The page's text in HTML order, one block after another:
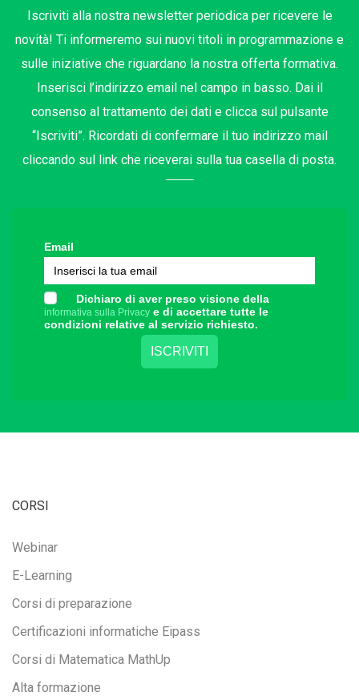
Iscriviti alla nostra newsletter periodica per ricevere le
novità! Ti informeremo sui nuovi titoli in programmazione e
sulle iniziative che riguardano la nostra offerta formativa.
Inserisci l’indirizzo email nel campo in basso. Dai il
consenso al trattamento dei dati e clicca sul pulsante
“Iscriviti”. Ricordati di confermare il tuo indirizzo mail
cliccando sul link che riceverai sulla tua casella di posta.
Email
Dichiaro di aver preso visione della
informativa sulla Privacy e di accettare tutte le
condizioni relative al servizio richiesto.
CORSI
Webinar
E-Learning
Corsi di preparazione
Certificazioni informatiche Eipass
Corsi di Matematica MathUp
Alta formazione